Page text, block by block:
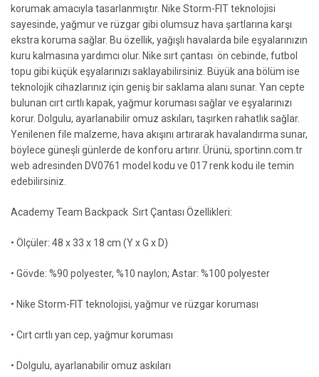
korumak amacıyla tasarlanmıştır. Nike Storm-FIT teknolojisi
sayesinde, yağmur ve rüzgar gibi olumsuz hava şartlarına karşı
ekstra koruma sağlar. Bu özellik, yağışlı havalarda bile eşyalarınızın
kuru kalmasına yardımcı olur. Nike sırt çantası ön cebinde, futbol
topu gibi küçük eşyalarınızı saklayabilirsiniz. Büyük ana bölüm ise
teknolojik cihazlarınız için geniş bir saklama alanı sunar. Yan cepte
bulunan cırt cırtlı kapak, yağmur koruması sağlar ve eşyalarınızı
korur. Dolgulu, ayarlanabilir omuz askıları, taşırken rahatlık sağlar.
Yenilenen file malzeme, hava akışını artırarak havalandırma sunar,
böylece güneşli günlerde de konforu artırır. Ürünü, sportinn.com.tr
web adresinden DV0761 model kodu ve 017 renk kodu ile temin
edebilirsiniz.
Academy Team Backpack Sırt Çantası Özellikleri:
• Ölçüler: 48 x 33 x 18 cm (Y x G x D)
• Gövde: %90 polyester, %10 naylon; Astar: %100 polyester
• Nike Storm-FIT teknolojisi, yağmur ve rüzgar koruması
• Cırt cırtlı yan cep, yağmur koruması
• Dolgulu, ayarlanabilir omuz askıları